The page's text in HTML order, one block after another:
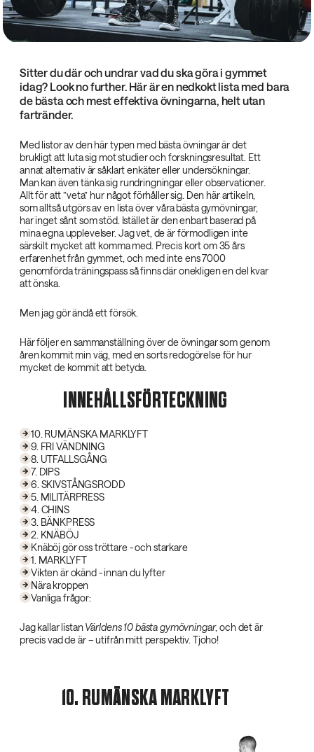
Sitter du där och undrar vad du ska göra i gymmet
idag? Look no further. Här är en nedkokt lista med bara
de bästa och mest effektiva övningarna, helt utan
fartränder.
Med listor av den här typen med bästa övningar är det
brukligt att luta sig mot studier och forskningsresultat. Ett
annat alternativ är såklart enkäter eller undersökningar.
Man kan även tänka sig rundringningar eller observationer.
Allt för att ”veta” hur något förhåller sig. Den här artikeln,
som alltså utgörs av en lista över våra bästa gymövningar,
har inget sånt som stöd. Istället är den enbart baserad på
mina egna upplevelser. Jag vet, de är förmodligen inte
särskilt mycket att komma med. Precis kort om 35 års
erfarenhet från gymmet, och med inte ens 7000
genomförda träningspass så finns där onekligen en del kvar
att önska.
Men jag gör ändå ett försök.
Här följer en sammanställning över de övningar som genom
åren kommit min väg, med en sorts redogörelse för hur
mycket de kommit att betyda.
INNEHÅLLSFÖRTECKNING
10. RUMÄNSKA MARKLYFT
9. FRI VÄNDNING
8. UTFALLSGÅNG
7. DIPS
6. SKIVSTÅNGSRODD
5. MILITÄRPRESS
4. CHINS
3. BÄNKPRESS
2. KNÄBÖJ
Knäböj gör oss tröttare - och starkare
1. MARKLYFT
Vikten är okänd - innan du lyfter
Nära kroppen
Vanliga frågor:
Jag kallar listanVärldens 10 bästa gymövningar, och det är
precis vad de är – utifrån mitt perspektiv. Tjoho!
10. RUMÄNSKA MARKLYFT